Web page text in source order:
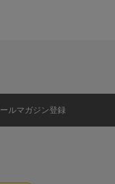
ルマガジン登録